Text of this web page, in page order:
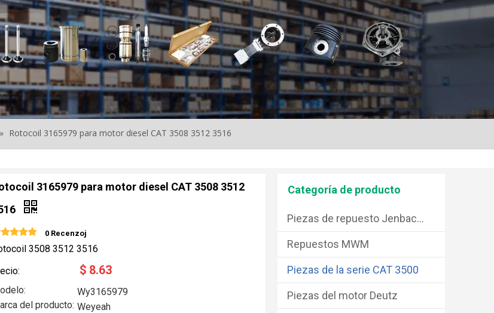
» Rotocoil 3165979 para motor diesel CAT 3508 3512 3516
3165979 para motor diesel CAT 3508 3512
0 Recenzoj
3508 3512 3516
$ 8.63
Wy3165979
del producto: Weyeah
Categoría de producto
Piezas de repuesto Jenbacher
Repuestos MWM
Piezas de la serie CAT 3500
Piezas del motor Deutz